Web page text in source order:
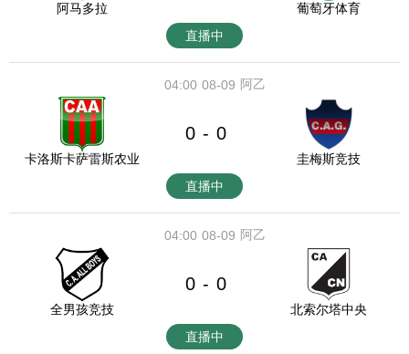
阿马多拉
葡萄牙体育
直播中
08-09
04:00 阿乙
卡洛斯卡萨雷斯农业
0 - 0
圭梅斯竞技
直播中
08-09
04:00 阿乙
全男孩竞技
0 - 0
北索尔塔中央
直播中